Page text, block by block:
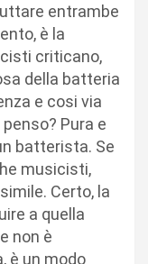
entrambe
è la
criticano,
della batteria
e cosi via
Pura e
batterista. Se
musicisti,
Certo, la
a quella
non è
è un modo